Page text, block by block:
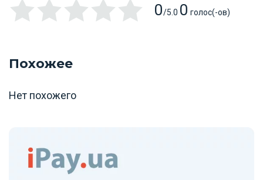
0/5.0 0 голос(-ов)
Похожее
Нет похожего